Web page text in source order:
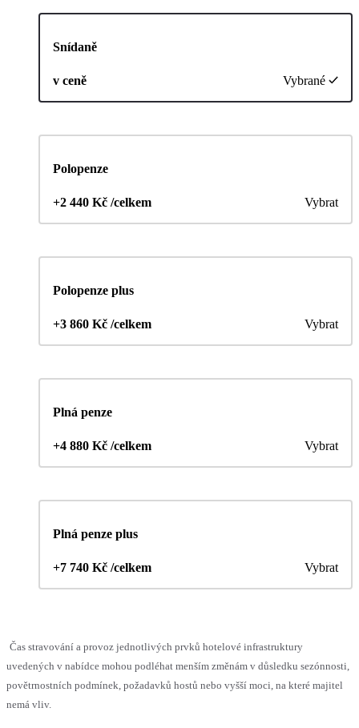
Snídaně
v ceně Vybrané
Polopenze
+2 440 Kč /celkem Vybrat
Polopenze plus
+3 860 Kč /celkem Vybrat
Plná penze
+4 880 Kč /celkem Vybrat
Plná penze plus
+7 740 Kč /celkem Vybrat
Čas stravování a provoz jednotlivých prvků hotelové infrastruktury
uvedených v nabídce mohou podléhat menším změnám v důsledku sezónnosti,
povětrnostních podmínek, požadavků hostů nebo vyšší moci, na které majitel
nemá vliv.